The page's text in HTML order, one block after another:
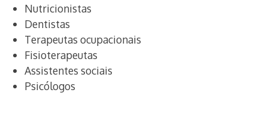
Nutricionistas
Dentistas
Terapeutas ocupacionais
Fisioterapeutas
Assistentes sociais
Psicólogos